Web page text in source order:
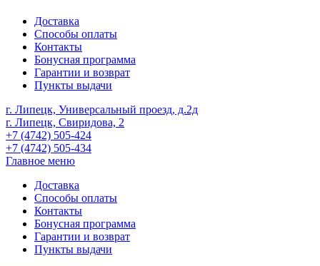
Доставка
Способы оплаты
Контакты
Бонусная программа
Гарантии и возврат
Пункты выдачи
г. Липецк, Универсальный проезд, д.2д
г. Липецк, Свиридова, 2
+7 (4742) 505-424
+7 (4742) 505-434
Главное меню
Доставка
Способы оплаты
Контакты
Бонусная программа
Гарантии и возврат
Пункты выдачи